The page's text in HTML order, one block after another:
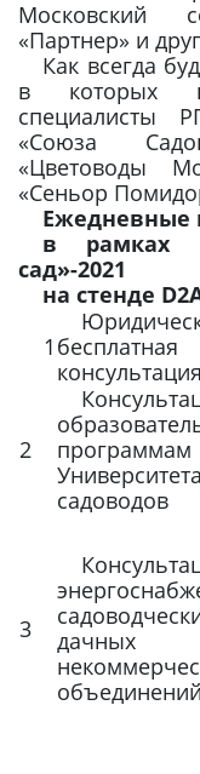
Московский
«Партнер» и
Как всегда
в которых
специалисты
«Союза
«Цветоводы
«Сеньор
Ежедневные
в рамках
сад»-2021
на стенде D2
1 бесплатная
2
программам
Университета
садоводов
3
дачных
объединений